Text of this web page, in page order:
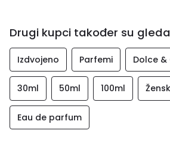
Drugi kupci također su
Izdvojeno Parfemi Dolce
30ml 50ml 100ml
Eau de parfum